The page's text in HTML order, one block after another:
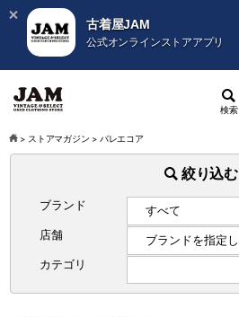
古着屋JAM
公式オンラインストアアプリ
検索
> ストアマガジン > バレエコア
絞り込む
ブランド
店舗
カテゴリ